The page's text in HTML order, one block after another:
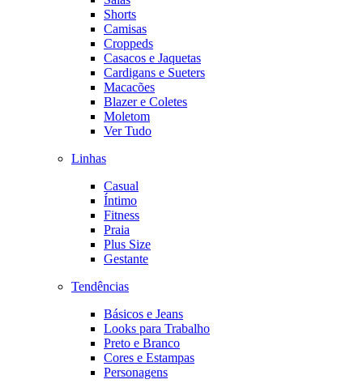
Shorts
Camisas
Croppeds
Casacos e Jaquetas
Cardigans e Sueters
Macacões
Blazer e Coletes
Moletom
Ver Tudo
Linhas
Casual
Íntimo
Fitness
Praia
Plus Size
Gestante
Tendências
Básicos e Jeans
Looks para Trabalho
Preto e Branco
Cores e Estampas
Personagens